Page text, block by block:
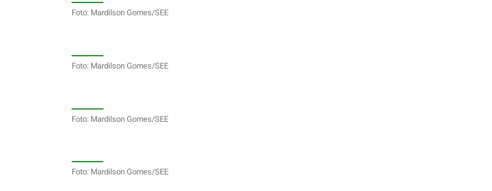
Foto: Mardilson Gomes/SEE
Foto: Mardilson Gomes/SEE
Foto: Mardilson Gomes/SEE
Foto: Mardilson Gomes/SEE